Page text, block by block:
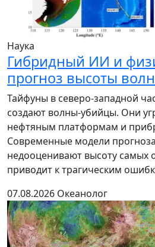
Наука
Гибридный ИИ и
прогноз высоты
Тайфуны в северо-западной
создают волны-убийцы. Они
нефтяным платформам и
Современные модели
недооценивают высоту самых
приводит к трагическим
07.08.2026 Океанолог